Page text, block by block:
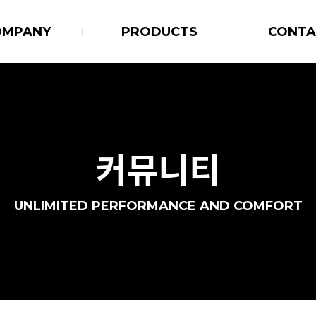
PRODUCTS
커뮤니티
UNLIMITED PERFORMANCE AND COMFORT